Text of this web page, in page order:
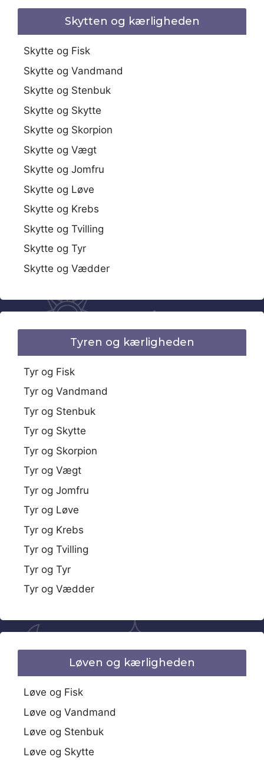
Skytten og kærligheden
Skytte og Fisk
Skytte og Vandmand
Skytte og Stenbuk
Skytte og Skytte
Skytte og Skorpion
Skytte og Vægt
Skytte og Jomfru
Skytte og Løve
Skytte og Krebs
Skytte og Tvilling
Skytte og Tyr
Skytte og Vædder
Tyren og kærligheden
Tyr og Fisk
Tyr og Vandmand
Tyr og Stenbuk
Tyr og Skytte
Tyr og Skorpion
Tyr og Vægt
Tyr og Jomfru
Tyr og Løve
Tyr og Krebs
Tyr og Tvilling
Tyr og Tyr
Tyr og Vædder
Løven og kærligheden
Løve og Fisk
Løve og Vandmand
Løve og Stenbuk
Løve og Skytte